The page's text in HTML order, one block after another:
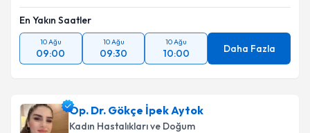
En Yakın Saatler
10 Ağu
09:00
10 Ağu
09:30
10 Ağu
10:00 Daha Fazla
Op. Dr. Gökçe İpek Aytok
Kadın Hastalıkları ve Doğum